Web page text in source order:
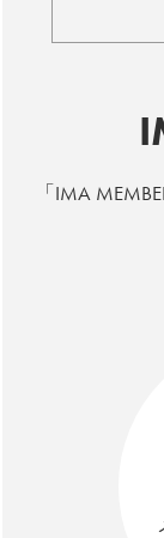
「IMA